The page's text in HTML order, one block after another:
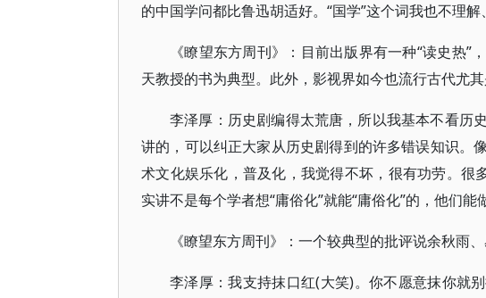
的中国学问都比鲁迅胡适好。“国学”这个词我也不理解
《瞭望东方周刊》：目前出版界有一种“读史热
天教授的书为典型。此外，影视界如今也流行古代尤其
李泽厚：历史剧编得太荒唐，所以我基本不看历
讲的，可以纠正大家从历史剧得到的许多错误知识。
术文化娱乐化，普及化，我觉得不坏，很有功劳。很
实讲不是每个学者想“庸俗化”就能“庸俗化”的，他们能
《瞭望东方周刊》：一个较典型的批评说余秋雨、
李泽厚：我支持抹口红(大笑)。你不愿意抹你就